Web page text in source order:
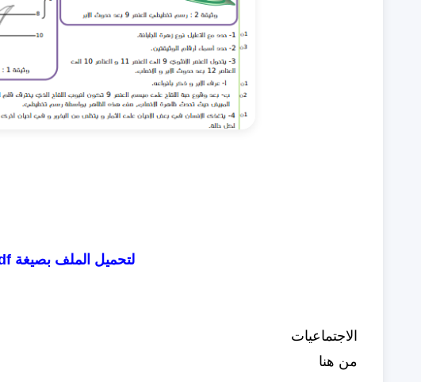
لتحميل الملف بصيغة Pdf :
الاجتماعيات
من هنا